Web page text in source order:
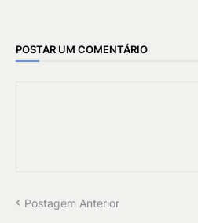
POSTAR UM COMENTÁRIO
Postagem Anterior